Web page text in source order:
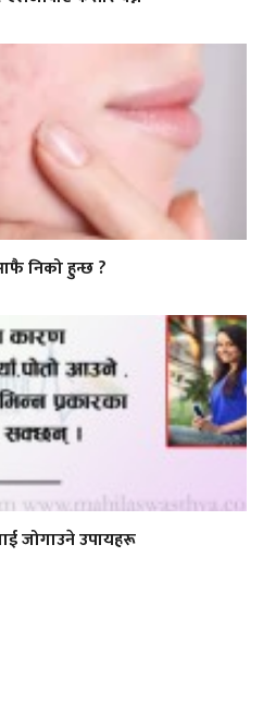
निको हुन्छ ?
जोगाउने उपायहरू